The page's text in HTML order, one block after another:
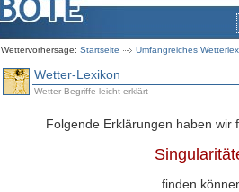
Wettervorhersage: Startseite Umfangreiches
Wetter-Lexikon
Wetter-Begriffe leicht erklärt
Folgende Erklärungen haben wir
finden